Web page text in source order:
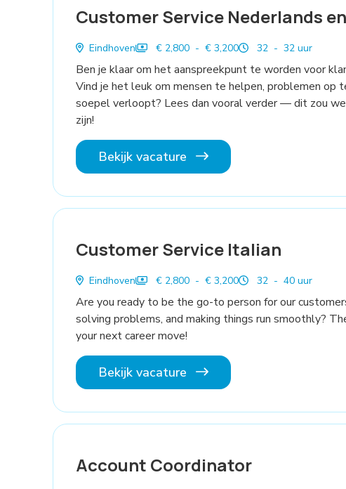
Customer Service Nederlands
Eindhoven € 2,800 - € 3,200 32 - 32 uur
Ben je klaar om het aanspreekpunt te worden voor
Vind je het leuk om mensen te helpen, problemen op
soepel verloopt? Lees dan vooral verder — dit zou
zijn!
Bekijk vacature
Customer Service Italian
Eindhoven € 2,800 - € 3,200 32 - 40 uur
Are you ready to be the go-to person for our
solving problems, and making things run smoothly?
your next career move!
Bekijk vacature
Account Coordinator